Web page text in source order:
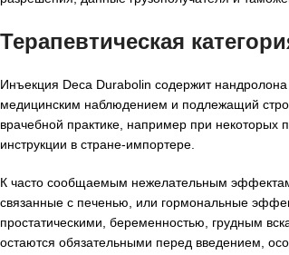
Терапевтическая
Инъекция Deca Durabolin содержит
медицинским наблюдением и подлежащий
врачебной практике, например при некоторых
инструкции в стране-импортере.
К часто сообщаемым нежелательным эффектам
связанные с печенью, или гормональные
простатическими, беременностью, грудным
остаются обязательными перед введением,